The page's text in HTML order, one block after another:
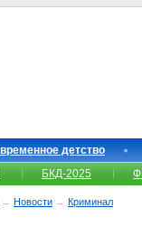
детство
БКД-2025
→ Новости → Криминал